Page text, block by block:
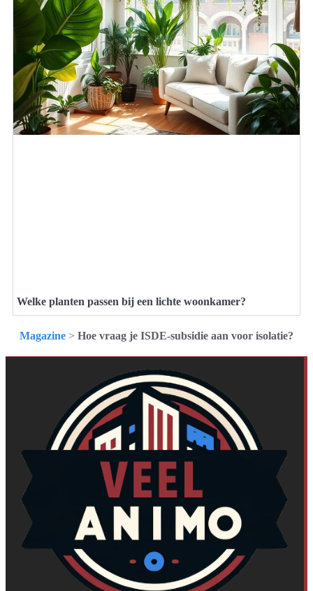
Welke planten passen bij een lichte woonkamer?
Magazine > Hoe vraag je ISDE-subsidie aan voor isolatie?